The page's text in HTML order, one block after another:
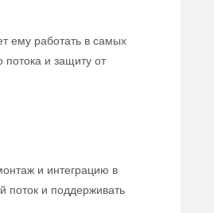
ему работать в самых
и защиту от
и интеграцию в
поток и поддерживать